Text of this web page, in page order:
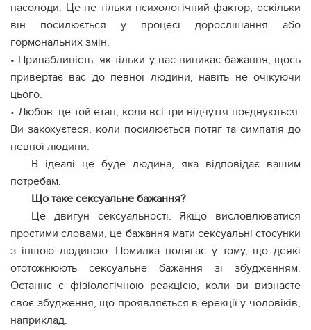
насолоди. Це не тільки психологічний фактор, оскільки
він посилюється у процесі дорослішання або
гормональних змін.
• Привабливість: як тільки у вас виникає бажання, щось
привертає вас до певної людини, навіть не очікуючи
цього.
• Любов: це той етап, коли всі три відчуття поєднуються.
Ви закохуєтеся, коли посилюється потяг та симпатія до
певної людини.
В ідеалі це буде людина, яка відповідає вашим
потребам.
Що таке сексуальне бажання?
Це двигун сексуальності. Якщо висловлюватися
простими словами, це бажання мати сексуальні стосунки
з іншою людиною. Помилка полягає у тому, що деякі
ототожнюють сексуальне бажання зі збудженням.
Останнє є фізіологічною реакцією, коли ви визнаєте
своє збудження, що проявляється в ерекції у чоловіків,
наприклад.